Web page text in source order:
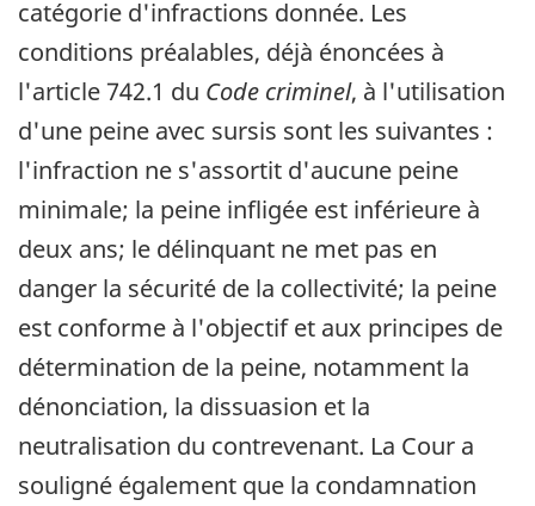
catégorie d'infractions donnée. Les
conditions préalables, déjà énoncées à
l'article 742.1 du Code criminel, à l'utilisation
d'une peine avec sursis sont les suivantes :
l'infraction ne s'assortit d'aucune peine
minimale; la peine infligée est inférieure à
deux ans; le délinquant ne met pas en
danger la sécurité de la collectivité; la peine
est conforme à l'objectif et aux principes de
détermination de la peine, notamment la
dénonciation, la dissuasion et la
neutralisation du contrevenant. La Cour a
souligné également que la condamnation